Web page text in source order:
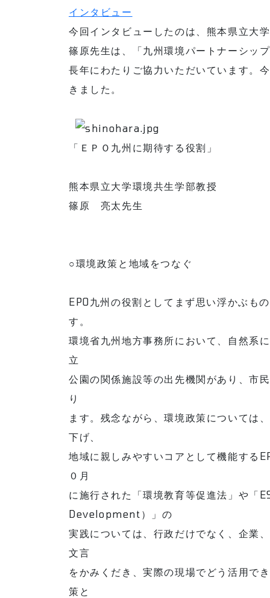
インタビュー
今回インタビューしたのは、熊本県立大
篠原先生は、「九州環境パートナーシッ
長年にわたりご協力いただいています。
きました。
「ＥＰＯ九州に期待する役割」
熊本県立大学環境共生学部教授
篠原 亮太先生
○環境政策と地域をつなぐ
EPO九州の役割としてまず思い浮かぶも
す。
環境省九州地方事務所において、自然系
立
公園の関係施設等の出先機関があり、市
り
ます。残念ながら、環境政策については
下げ、
地域に親しみやすいコアとして機能する
０月
に施行された「環境教育等促進法」や
Development）」の
実践については、行政だけでなく、企業
文言
をかみくだき、実際の現場でどう活用で
策と